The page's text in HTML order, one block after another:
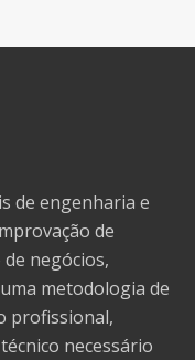
de engenharia e
de
negócios,
metodologia de
profissional,
necessário